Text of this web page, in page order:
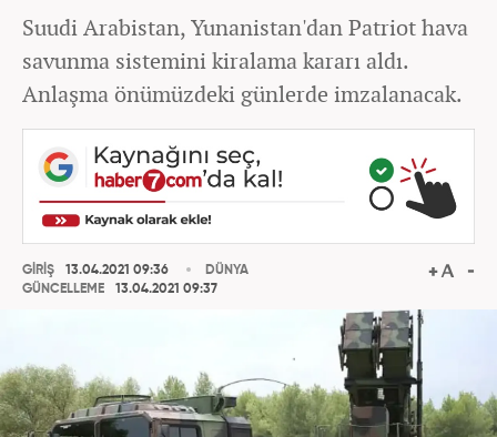
Suudi Arabistan, Yunanistan'dan Patriot hava
savunma sistemini kiralama kararı aldı.
Anlaşma önümüzdeki günlerde imzalanacak.
GİRİŞ
13.04.2021 09:36
GÜNCELLEME
13.04.2021 09:37
DÜNYA